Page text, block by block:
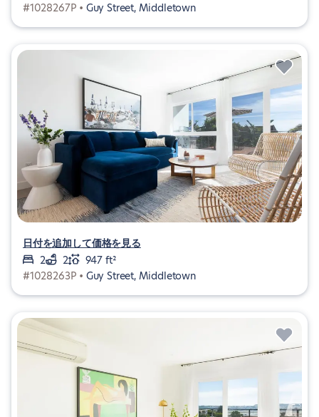
#1028267P • Guy Street, Middletown
日付を追加して価格を見る
2
2
947 ft²
#1028263P • Guy Street, Middletown